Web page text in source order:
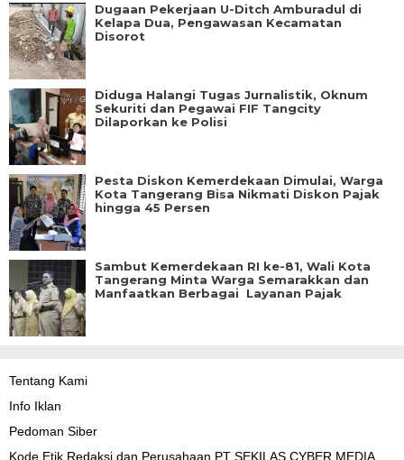
Dugaan Pekerjaan U-Ditch Amburadul di
Kelapa Dua, Pengawasan Kecamatan
Disorot
Diduga Halangi Tugas Jurnalistik, Oknum
Sekuriti dan Pegawai FIF Tangcity
Dilaporkan ke Polisi
Pesta Diskon Kemerdekaan Dimulai, Warga
Kota Tangerang Bisa Nikmati Diskon Pajak
hingga 45 Persen
Sambut Kemerdekaan RI ke-81, Wali Kota
Tangerang Minta Warga Semarakkan dan
Manfaatkan Berbagai Layanan Pajak
Tentang Kami
Info Iklan
Pedoman Siber
Kode Etik Redaksi dan Perusahaan PT SEKILAS CYBER MEDIA